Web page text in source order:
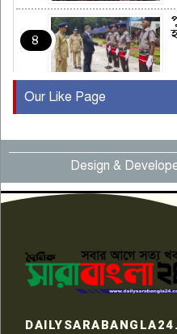
৪
৫
৬
৭
Our Like Page
Design &